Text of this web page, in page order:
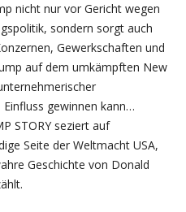
nicht nur vor Gericht wegen
sondern sorgt auch
Gewerkschaften und
auf dem umkämpften New
gewinnen kann…
STORY seziert auf
Seite der Weltmacht USA,
Geschichte von Donald